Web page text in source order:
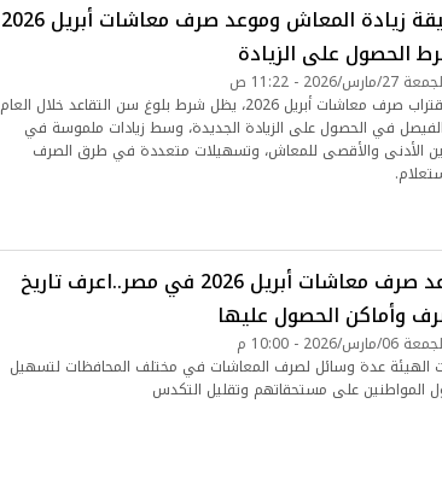
حقيقة زيادة المعاش وموعد صرف معاشات أبريل 2026
الحصول على الزيادة
27/مارس/2026 - 11:22 ص
مع اقتراب صرف معاشات أبريل 2026، يظل شرط بلوغ سن التقاعد خلال العام
في الحصول على الزيادة الجديدة، وسط زيادات ملموسة في
الأدنى والأقصى للمعاش، وتسهيلات متعددة في طرق الصرف
موعد صرف معاشات أبريل 2026 في مصر..اعرف تاريخ
وأماكن الحصول عليها
06/مارس/2026 - 10:00 م
الهيئة عدة وسائل لصرف المعاشات في مختلف المحافظات لتسهيل
المواطنين على مستحقاتهم وتقليل التكدس